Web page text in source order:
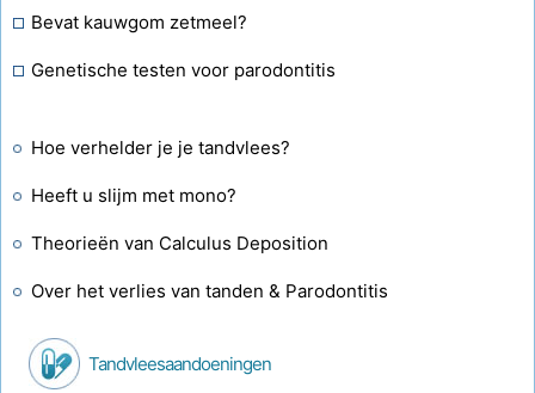
Bevat kauwgom zetmeel?
Genetische testen voor parodontitis
Hoe verhelder je je tandvlees?
Heeft u slijm met mono?
Theorieën van Calculus Deposition
Over het verlies van tanden & Parodontitis
Tandvleesaandoeningen